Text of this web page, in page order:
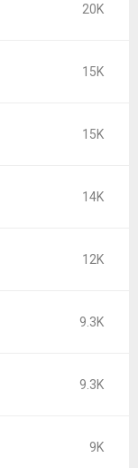
20K
15K
15K
14K
12K
9.3K
9.3K
9K